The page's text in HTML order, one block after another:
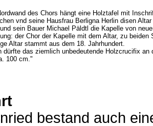
des Chors hängt eine Holztafel mit
vnd seine Hausfrau Berligna Herlin disen
sein Bauer Michael Päldtl die Kapelle von
der Chor der Kapelle mit dem Altar, zu
Altar stammt aus dem 18. Jahrhundert.
dürfte das ziemlich unbedeutende Holzcrucifix
100 cm."
bestand auch